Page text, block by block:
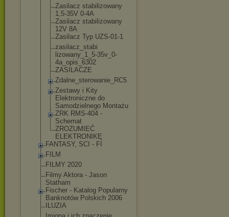
Zasilacz stabilizowany
1,5-35V 0-4A
Zasilacz stabilizowany
12V 8A
Zasilacz Typ UZS-01-1
zasilacz_stabi
lizowany_1_5-35v_0-
4a_opis_6302
ZASILACZE
Zdalne_sterowanie_RC5
Zestawy i Kity
Elektroniczne do
Samodzielnego Montażu
ZRK RMS-404 -
Schemat
ZROZUMIEĆ
ELEKTRONIKĘ
FANTASY, SCI - FI
FILM
FILMY 2020
Filmy Aktora - Jason
Statham
Fischer - Katalog Popularny
Banknotów Polskich 2006
ILUZIA